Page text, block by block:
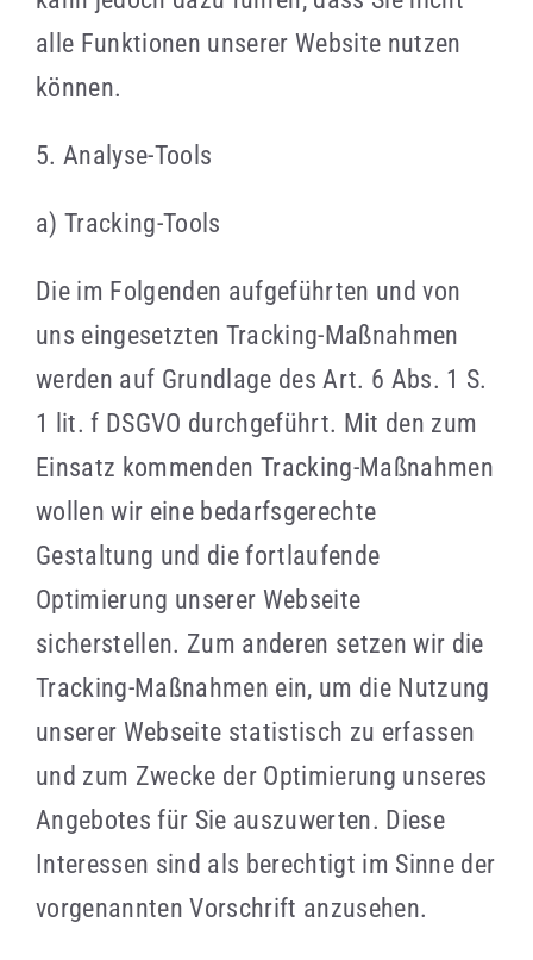
alle Funktionen unserer Website nutzen
können.
5. Analyse-Tools
a) Tracking-Tools
Die im Folgenden aufgeführten und von
uns eingesetzten Tracking-Maßnahmen
werden auf Grundlage des Art. 6 Abs. 1 S.
1 lit. f DSGVO durchgeführt. Mit den zum
Einsatz kommenden Tracking-Maßnahmen
wollen wir eine bedarfsgerechte
Gestaltung und die fortlaufende
Optimierung unserer Webseite
sicherstellen. Zum anderen setzen wir die
Tracking-Maßnahmen ein, um die Nutzung
unserer Webseite statistisch zu erfassen
und zum Zwecke der Optimierung unseres
Angebotes für Sie auszuwerten. Diese
Interessen sind als berechtigt im Sinne der
vorgenannten Vorschrift anzusehen.